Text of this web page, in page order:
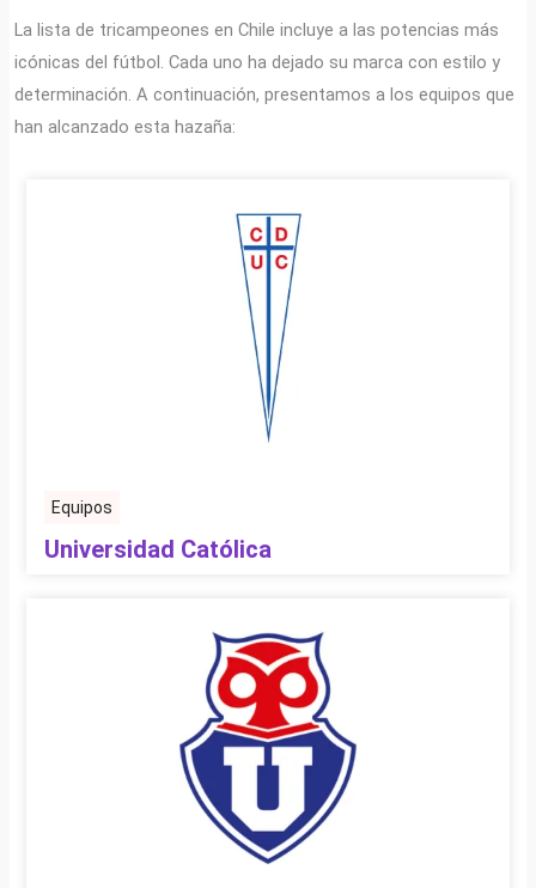
La lista de tricampeones en Chile incluye a las potencias más
icónicas del fútbol. Cada uno ha dejado su marca con estilo y
determinación. A continuación, presentamos a los equipos que
han alcanzado esta hazaña:
Equipos
Universidad Católica